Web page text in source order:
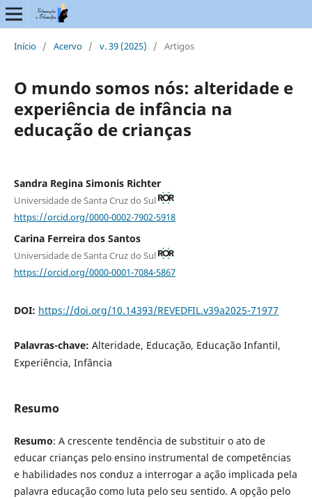
Início / Acervo / v. 39 (2025) / Artigos
O mundo somos nós: alteridade e
experiência de infância na
educação de crianças
Sandra Regina Simonis Richter
Universidade de Santa Cruz do Sul
https://orcid.org/0000-0002-7902-5918
Carina Ferreira dos Santos
Universidade de Santa Cruz do Sul
https://orcid.org/0000-0001-7084-5867
DOI: https://doi.org/10.14393/REVEDFIL.v39a2025-71977
Palavras-chave: Alteridade, Educação, Educação Infantil,
Experiência, Infância
Resumo
Resumo: A crescente tendência de substituir o ato de
educar crianças pelo ensino instrumental de competências
e habilidades nos conduz a interrogar a ação implicada pela
palavra educação como luta pelo seu sentido. A opção pelo